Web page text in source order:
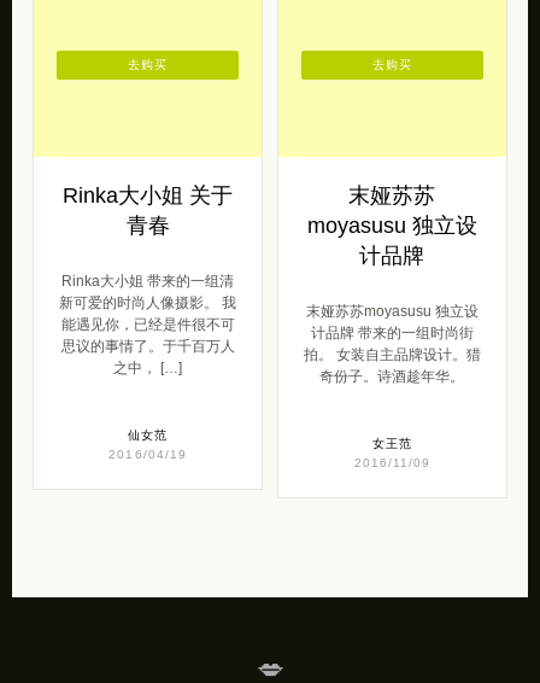
Rinka大小姐 关于
青春
Rinka大小姐 带来的一组清
新可爱的时尚人像摄影。 我
能遇见你，已经是件很不可
思议的事情了。于千百万人
之中， […]
仙女范
2016/04/19
去购买
末娅苏苏
moyasusu 独立设
计品牌
末娅苏苏moyasusu 独立设
计品牌 带来的一组时尚街
拍。 女装自主品牌设计。猎
奇份子。诗酒趁年华。
女王范
2016/11/09
去购买
💋